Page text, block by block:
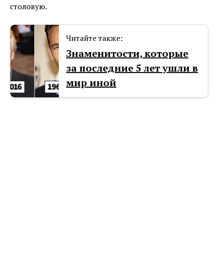
столовую.
Читайте также:
Знаменитости, которые
за последние 5 лет ушли в
мир иной